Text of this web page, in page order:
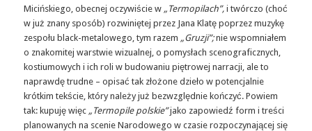
Micińskiego, obecnej oczywiście w „Termopilach”,i twórczo (choć
w już znany sposób) rozwiniętej przez Jana Klatę poprzez muzykę
zespołu black-metalowego, tym razem „Gruzji”;nie wspomniałem
o znakomitej warstwie wizualnej, o pomysłach scenograficznych,
kostiumowych i ich roli w budowaniu piętrowej narracji, ale to
naprawdę trudne – opisać tak złożone dzieło w potencjalnie
krótkim tekście, który należy już bezwzględnie kończyć. Powiem
tak: kupuję więc „Termopile polskie”jako zapowiedź form i treści
planowanych na scenie Narodowego w czasie rozpoczynającej się